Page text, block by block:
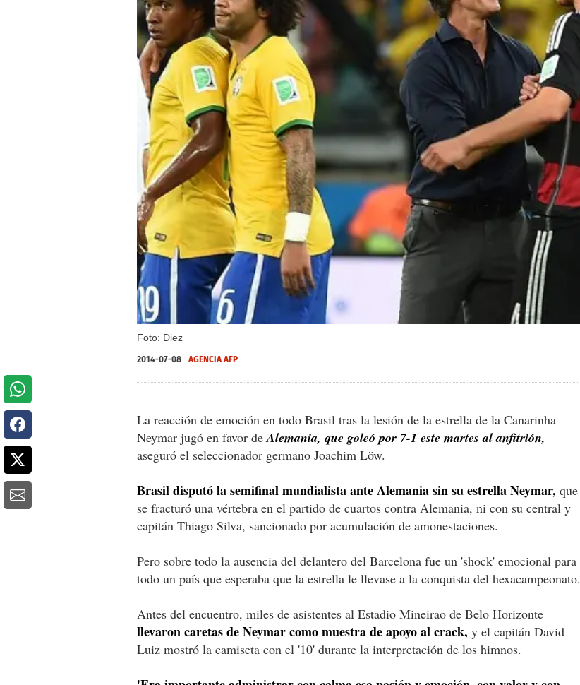
Foto: Diez
2014-07-08 AGENCIA AFP
La reacción de emoción en todo Brasil tras la lesión de la estrella de la Canarinha
Neymar jugó en favor deAlemania, que goleó por 7-1 este martes al anfitrión,
aseguró el seleccionador germano Joachim Löw.
Brasil disputó la semifinal mundialista ante Alemania sin su estrella Neymar, que
se fracturó una vértebra en el partido de cuartos contra Alemania, ni con su central y
capitán Thiago Silva, sancionado por acumulación de amonestaciones.
Pero sobre todo la ausencia del delantero del Barcelona fue un 'shock' emocional para
todo un país que esperaba que la estrella le llevase a la conquista del hexacampeonato.
Antes del encuentro, miles de asistentes al Estadio Mineirao de Belo Horizonte
llevaron caretas de Neymar como muestra de apoyo al crack, y el capitán David
Luiz mostró la camiseta con el '10' durante la interpretación de los himnos.